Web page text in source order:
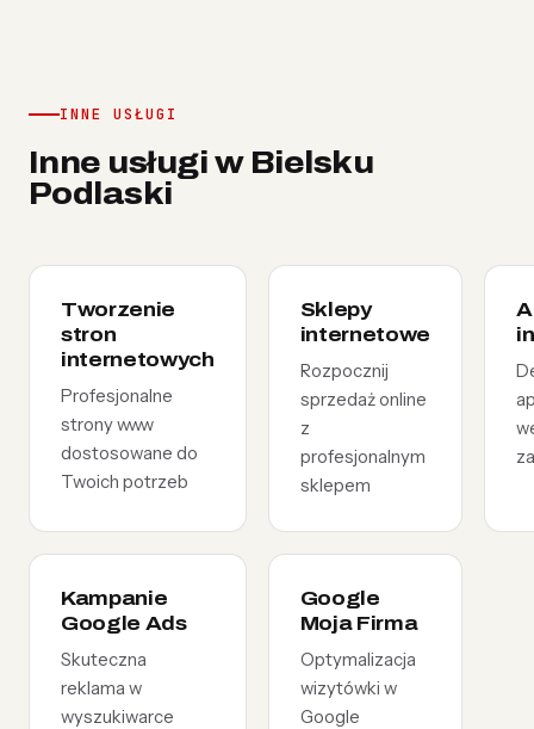
INNE USŁUGI
Inne usługi w Bielsku
Podlaski
Tworzenie
stron
internetowych
Profesjonalne
strony www
dostosowane do
Twoich potrzeb
Sklepy
internetowe
Rozpocznij
sprzedaż online
z
profesjonalnym
sklepem
Kampanie
Google Ads
Skuteczna
reklama w
wyszukiwarce
Google
Moja Firma
Optymalizacja
wizytówki w
Google